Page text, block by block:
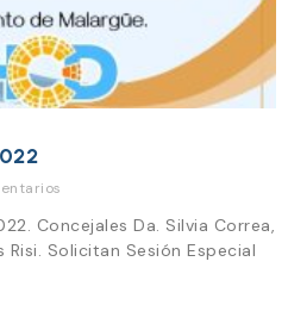
Concejales Da. Silvia Correa,
Risi. Solicitan Sesión Especial